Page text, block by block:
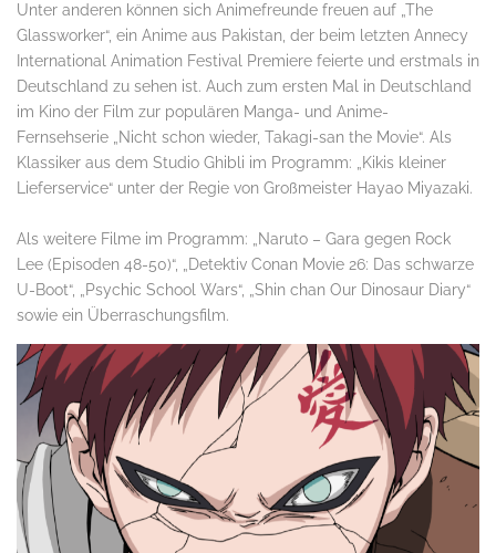
Unter anderen können sich Animefreunde freuen auf „The
Glassworker“, ein Anime aus Pakistan, der beim letzten Annecy
International Animation Festival Premiere feierte und erstmals in
Deutschland zu sehen ist. Auch zum ersten Mal in Deutschland
im Kino der Film zur populären Manga- und Anime-
Fernsehserie „Nicht schon wieder, Takagi-san the Movie“. Als
Klassiker aus dem Studio Ghibli im Programm: „Kikis kleiner
Lieferservice“ unter der Regie von Großmeister Hayao Miyazaki.
Als weitere Filme im Programm: „Naruto – Gara gegen Rock
Lee (Episoden 48-50)“, „Detektiv Conan Movie 26: Das schwarze
U-Boot“, „Psychic School Wars“, „Shin chan Our Dinosaur Diary“
sowie ein Überraschungsfilm.